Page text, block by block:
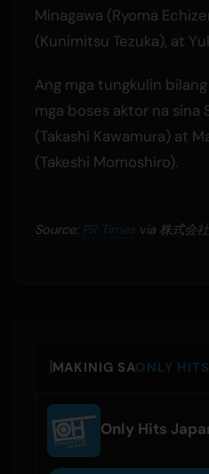
Minagawa (Ryoma
(Kunimitsu Tezuka), at
Ang mga tungkulin
mga boses aktor na sina
(Takashi Kawamura) at
(Takeshi Momoshiro).
Source: PR Timesvia 株式会
MAKINIG SAONLY
Only Hits